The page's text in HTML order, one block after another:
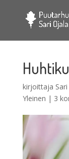
kirjoittaja
Yleinen | 3